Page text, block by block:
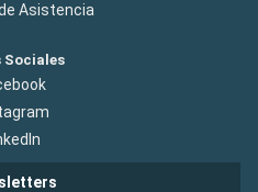
Asistencia
Sociales